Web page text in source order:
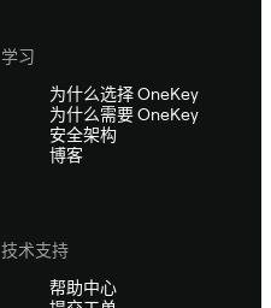
学习
为什么选择 OneKey
为什么需要 OneKey
安全架构
博客
技术支持
帮助中心